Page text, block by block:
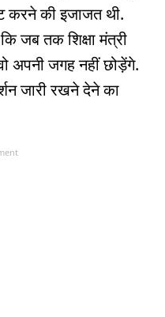
करने की इजाजत थी.
जब तक शिक्षा मंत्री
अपनी जगह नहीं छोड़ेंगे.
जारी रखने देने का